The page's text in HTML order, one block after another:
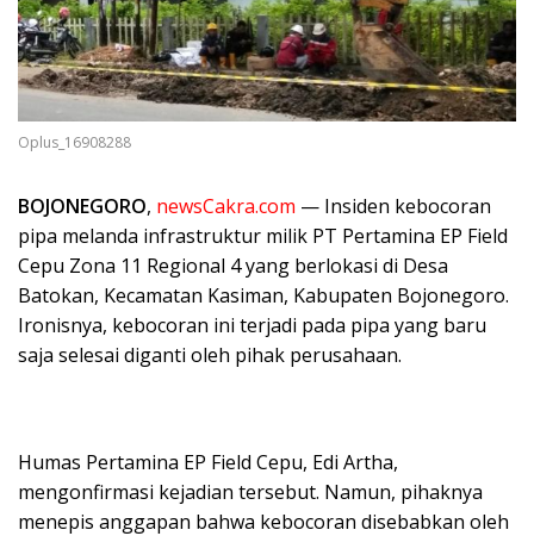
Oplus_16908288
BOJONEGORO, newsCakra.com — Insiden kebocoran
pipa melanda infrastruktur milik PT Pertamina EP Field
Cepu Zona 11 Regional 4 yang berlokasi di Desa
Batokan, Kecamatan Kasiman, Kabupaten Bojonegoro.
Ironisnya, kebocoran ini terjadi pada pipa yang baru
saja selesai diganti oleh pihak perusahaan.
Humas Pertamina EP Field Cepu, Edi Artha,
mengonfirmasi kejadian tersebut. Namun, pihaknya
menepis anggapan bahwa kebocoran disebabkan oleh